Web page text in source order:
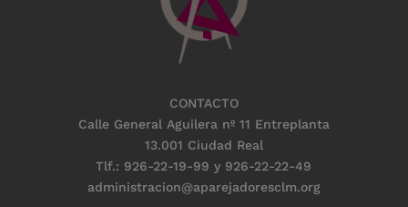
CONTACTO
Calle General Aguilera nº 11 Entreplanta
13.001 Ciudad Real
Tlf.: 926-22-19-99 y 926-22-22-49
administracion@aparejadoresclm.org